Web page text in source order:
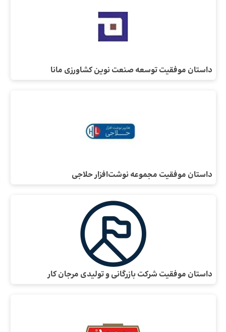
داستان موفقیت توسعه صنعت نوین کشاورزی مانا
داستان موفقیت مجموعه نوشت‌افزار حلاجی
داستان موفقیت شرکت بازرگانی و تولیدی مرجان کار